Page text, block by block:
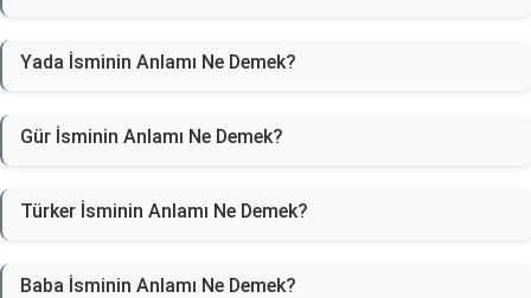
Yada İsminin Anlamı Ne Demek?
Gür İsminin Anlamı Ne Demek?
Türker İsminin Anlamı Ne Demek?
Baba İsminin Anlamı Ne Demek?